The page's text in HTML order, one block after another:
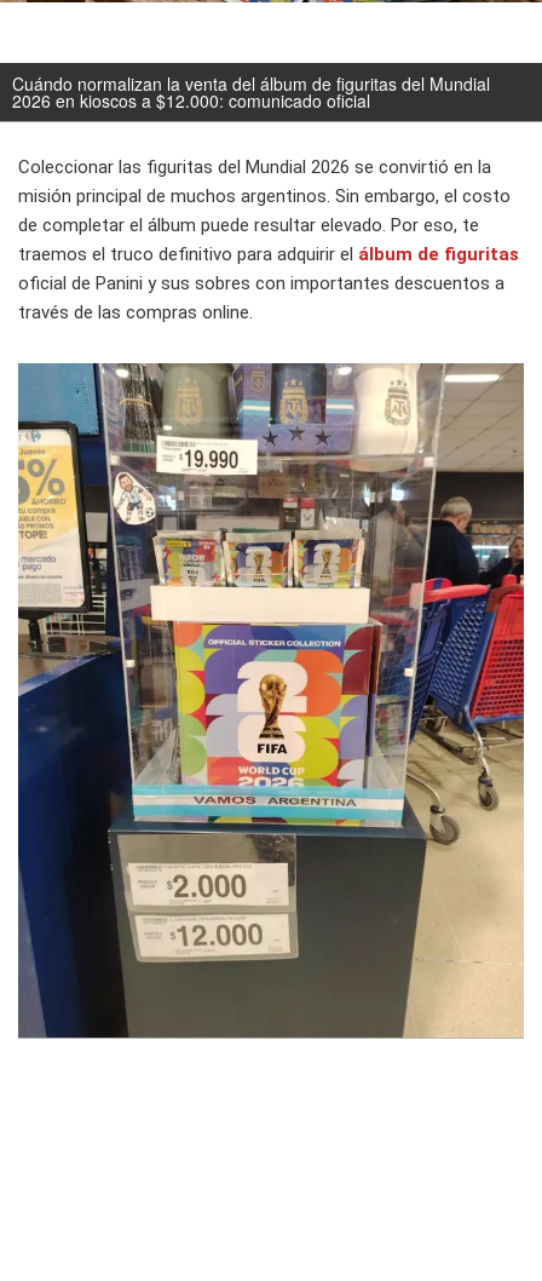
Cuándo normalizan la venta del álbum de figuritas del Mundial
2026 en kioscos a $12.000: comunicado oficial
Coleccionar las figuritas del Mundial 2026 se convirtió en la
misión principal de muchos argentinos. Sin embargo, el costo
de completar el álbum puede resultar elevado. Por eso, te
traemos el truco definitivo para adquirir el álbum de figuritas
oficial de Panini y sus sobres con importantes descuentos a
través de las compras online.